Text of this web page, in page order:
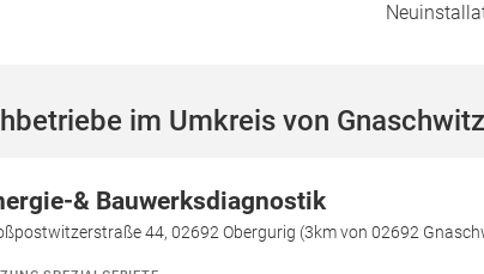
im Umkreis von
& Bauwerksdiagnostik
44, 02692 Obergurig (3km von 02692